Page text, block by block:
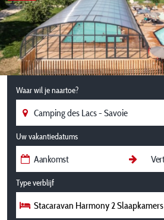
Waar wil je naartoe?
Uw vakantiedatums
Type verblijf
Stacaravan Harmony 2 Slaapkamers